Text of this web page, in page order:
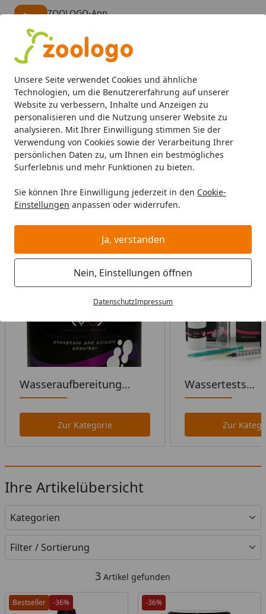
Unsere Seite verwendet Cookies und ähnliche
Technologien, um die Benutzererfahrung auf unserer
Website zu verbessern, Inhalte und Anzeigen zu
personalisieren und die Nutzung unserer Website zu
analysieren. Mit Ihrer Einwilligung stimmen Sie der
Verwendung von Cookies sowie der Verarbeitung Ihrer
persönlichen Daten zu, um Ihnen ein bestmögliches
Surferlebnis und mehr Funktionen zu bieten.
Sie können Ihre Einwilligung jederzeit in den Cookie-
Einstellungen anpassen oder widerrufen.
Ja, verstanden
Nein, Einstellungen öffnen
DatenschutzImpressum
ZOOLOGO-App
Alle Produkte
Mein Konto
Suchen
Startseite
NYOS
NYOS
NYOS bei Zoologo und finden Sie passende Produkte
umfasst Tierbedarf, Futter und Zubehör für
unterschiedliche Bedürfnisse.
Wählen Sie Ihre Wunschkategorie
Wasseraufbereitung
Meerwasseraquaristik
Zur Kategorie
Wassertests
Zur
Ihre Artikelübersicht
Kategorien
Filter / Sortierung
3 Artikel gefunden
Bestseller -36% -36%